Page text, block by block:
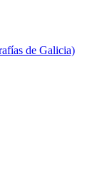
de Galicia)